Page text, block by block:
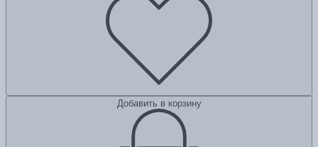
Добавить в корзину